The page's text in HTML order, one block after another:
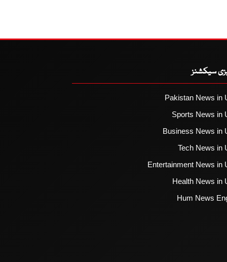
سیکشنز
Pakistan News in
Sports News in
Business News in
Tech News in
Entertainment News in
Health News in
Hum News